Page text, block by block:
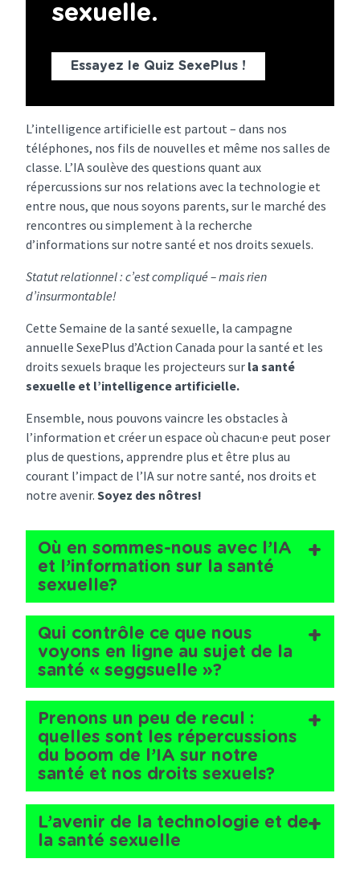
sexuelle.
Essayez le Quiz SexePlus !
L’intelligence artificielle est partout – dans nos
téléphones, nos fils de nouvelles et même nos salles de
classe. L’IA soulève des questions quant aux
répercussions sur nos relations avec la technologie et
entre nous, que nous soyons parents, sur le marché des
rencontres ou simplement à la recherche
d’informations sur notre santé et nos droits sexuels.
Statut relationnel : c’est compliqué – mais rien
d’insurmontable!
Cette Semaine de la santé sexuelle, la campagne
annuelle SexePlus d’Action Canada pour la santé et les
droits sexuels braque les projecteurs sur la santé
sexuelle et l’intelligence artificielle.
Ensemble, nous pouvons vaincre les obstacles à
l’information et créer un espace où chacun·e peut poser
plus de questions, apprendre plus et être plus au
courant l’impact de l’IA sur notre santé, nos droits et
notre avenir. Soyez des nôtres!
Où en sommes-nous avec l’IA
et l’information sur la santé
sexuelle?
Qui contrôle ce que nous
voyons en ligne au sujet de la
santé « seggsuelle »?
Prenons un peu de recul :
quelles sont les répercussions
du boom de l’IA sur notre
santé et nos droits sexuels?
L’avenir de la technologie et de
la santé sexuelle